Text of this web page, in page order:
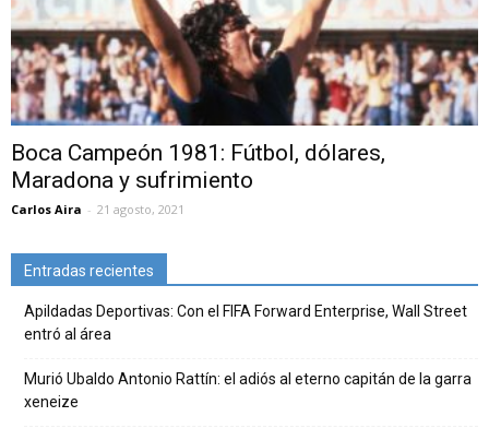
Boca Campeón 1981: Fútbol, dólares,
Maradona y sufrimiento
Carlos Aira - 21 agosto, 2021
Entradas recientes
Apildadas Deportivas: Con el FIFA Forward Enterprise, Wall Street
entró al área
Murió Ubaldo Antonio Rattín: el adiós al eterno capitán de la garra
xeneize